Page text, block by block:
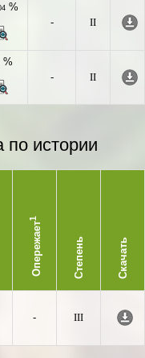
%
-
II
%
-
II
по истории
Опережает
1
Степень Скачать
-
III